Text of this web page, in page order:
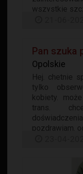
wszystkie
Pan szuka
Opolskie
Hej. chetnie
tylko
kobiety.
trans.
pozdrawiam.